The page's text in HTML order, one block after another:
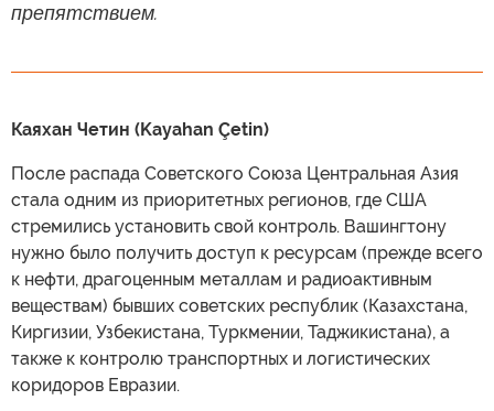
препятствием.
Каяхан Четин (Kayahan Çetin)
После распада Советского Союза Центральная Азия
стала одним из приоритетных регионов, где США
стремились установить свой контроль. Вашингтону
нужно было получить доступ к ресурсам (прежде всего
к нефти, драгоценным металлам и радиоактивным
веществам) бывших советских республик (Казахстана,
Киргизии, Узбекистана, Туркмении, Таджикистана), а
также к контролю транспортных и логистических
коридоров Евразии.